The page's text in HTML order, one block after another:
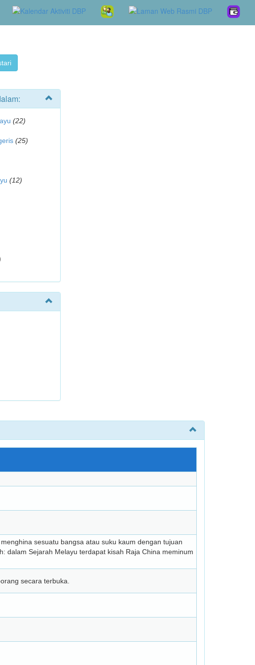
(22)
(25)
(12)
sesuatu bangsa atau suku kaum dengan tujuan
dalam Sejarah Melayu terdapat kisah Raja China meminum
secara terbuka.